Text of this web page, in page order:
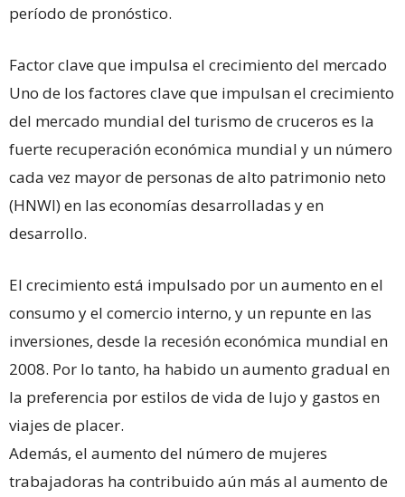
período de pronóstico.
Factor clave que impulsa el crecimiento del mercado
Uno de los factores clave que impulsan el crecimiento
del mercado mundial del turismo de cruceros es la
fuerte recuperación económica mundial y un número
cada vez mayor de personas de alto patrimonio neto
(HNWI) en las economías desarrolladas y en
desarrollo.
El crecimiento está impulsado por un aumento en el
consumo y el comercio interno, y un repunte en las
inversiones, desde la recesión económica mundial en
2008. Por lo tanto, ha habido un aumento gradual en
la preferencia por estilos de vida de lujo y gastos en
viajes de placer.
Además, el aumento del número de mujeres
trabajadoras ha contribuido aún más al aumento de